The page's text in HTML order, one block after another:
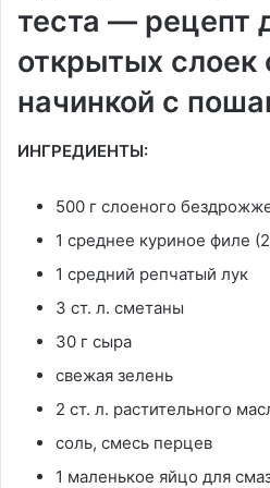
теста — рецепт
открытых слоек
начинкой с
ИНГРЕДИЕНТЫ:
500 г слоеного
1 среднее куриное филе
1 средний репчатый лук
3 ст. л. сметаны
30 г сыра
свежая зелень
2 ст. л. растительного
соль, смесь перцев
1 маленькое яйцо для